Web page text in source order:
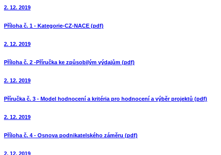
2. 12. 2019
Příloha č. 1 - Kategorie-CZ-NACE (pdf)
2. 12. 2019
Příloha č. 2 -Příručka ke způsobilým výdajům (pdf)
2. 12. 2019
Příručka č. 3 - Model hodnocení a kritéria pro hodnocení a výběr projektů (pdf)
2. 12. 2019
Příloha č. 4 - Osnova podnikatelského záměru (pdf)
2. 12. 2019